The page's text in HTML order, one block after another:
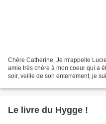
Chère Catherine, Je m'appelle
amie très chère à mon coeur qui a
soir, veille de son enterrement, je
Le livre du Hygge !